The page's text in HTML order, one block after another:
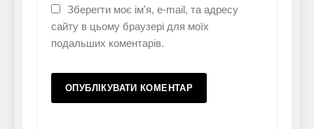
Зберегти моє ім'я, e-mail, та адресу
сайту в цьому браузері для моїх
подальших коментарів.